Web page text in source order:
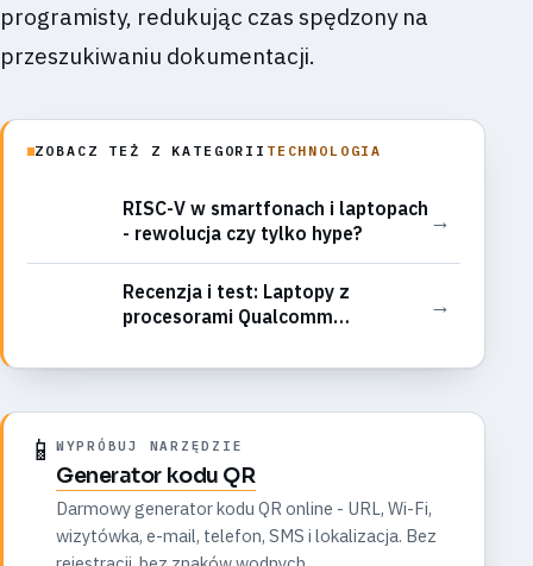
programisty, redukując czas spędzony na
przeszukiwaniu dokumentacji.
ZOBACZ TEŻ Z KATEGORII TECHNOLOGIA
RISC-V w smartfonach i laptopach
- rewolucja czy tylko hype?
→
Recenzja i test: Laptopy z
procesorami Qualcomm
na ARM w końcu dorówna
→
📱 WYPRÓBUJ NARZĘDZIE
Generator kodu QR
Darmowy generator kodu QR online - URL, Wi-Fi,
wizytówka, e-mail, telefon, SMS i lokalizacja. Bez